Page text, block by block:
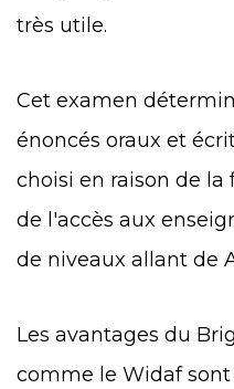
très utile.
Cet examen
énoncés oraux et
choisi en raison de
de l'accès aux
de niveaux allant de
Les avantages du
comme le Widaf sont